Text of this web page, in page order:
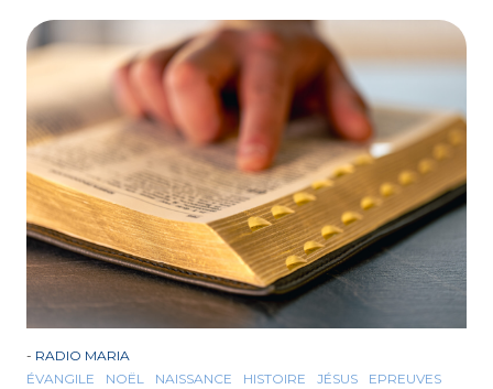
- RADIO MARIA
ÉVANGILE
NOËL NAISSANCE HISTOIRE JÉSUS EPREUVES